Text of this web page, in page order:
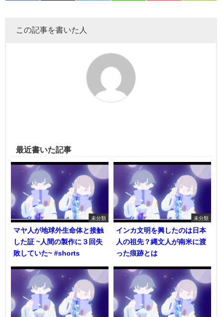
この記事を書いた人
最近書いた記事
未分類
マヤ人が地球外生命体と接触
した証 ~人間の製作に３回失
敗していた~ #shorts
未分類
インカ文明を興したのは日本
人の祖先？縄文人が南米に渡
った痕跡とは